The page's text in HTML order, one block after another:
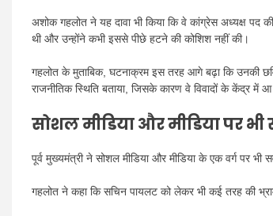
अशोक गहलोत ने यह दावा भी किया कि वे कांग्रेस अध्यक्ष पद
थी और उन्होंने कभी इससे पीछे हटने की कोशिश नहीं की।
गहलोत के मुताबिक, घटनाक्रम इस तरह आगे बढ़ा कि उनकी
राजनीतिक स्थिति बताया, जिसके कारण वे विवादों के केंद्र में
सोशल मीडिया और मीडिया पर भी
पूर्व मुख्यमंत्री ने सोशल मीडिया और मीडिया के एक वर्ग पर भी
गहलोत ने कहा कि सचिन पायलट को लेकर भी कई तरह की